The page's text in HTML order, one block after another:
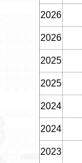
2026
2026
2025
2025
2024
2024
2023